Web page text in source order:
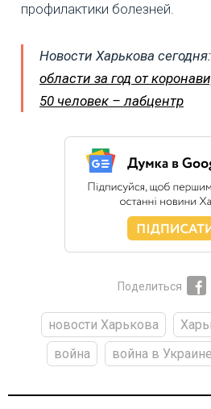
профилактики болезней.
Новости Харькова сегодня:
области за год от
50 человек – лабцентр
Поделиться
новости Харькова
война
война в Украине